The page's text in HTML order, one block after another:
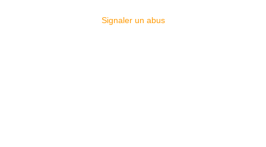
Signaler un abus